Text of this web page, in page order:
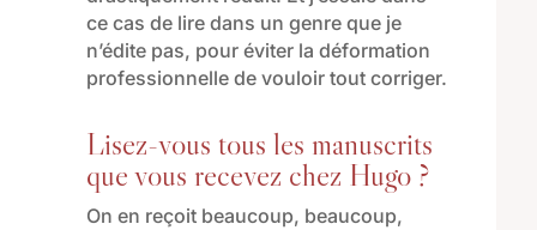
ce cas de lire dans un genre que je
n’édite pas, pour éviterla déformation
professionnelle de vouloir tout corriger.
Lisez-vous tous les manuscrits
que vous recevez chez Hugo ?
On en reçoit beaucoup, beaucoup,